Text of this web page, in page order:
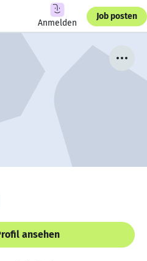
Anmelden
Job posten
ansehen